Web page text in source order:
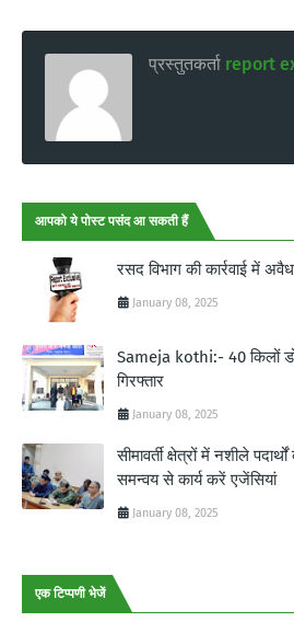
प्रस्तुतकर्ता report
आपको ये पोस्ट पसंद आ सकती हैं
रसद विभाग की कार्रवाई में
January 08, 2025
Sameja kothi:- 40 किलों
गिरफ्तार
January 08, 2025
सीमावर्ती क्षेत्रों में नशीले
समन्वय से कार्य करें एजेंसियां
January 08, 2025
एक टिप्पणी भेजें